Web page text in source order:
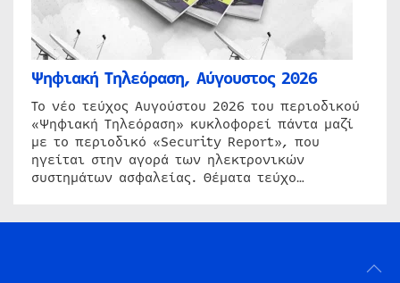
Ψηφιακή Τηλεόραση, Αύγουστος 2026
Το νέο τεύχος Αυγούστου 2026 του περιοδικού
«Ψηφιακή Τηλεόραση» κυκλοφορεί πάντα μαζί
με το περιοδικό «Security Report», που
ηγείται στην αγορά των ηλεκτρονικών
συστημάτων ασφαλείας. Θέματα τεύχο…